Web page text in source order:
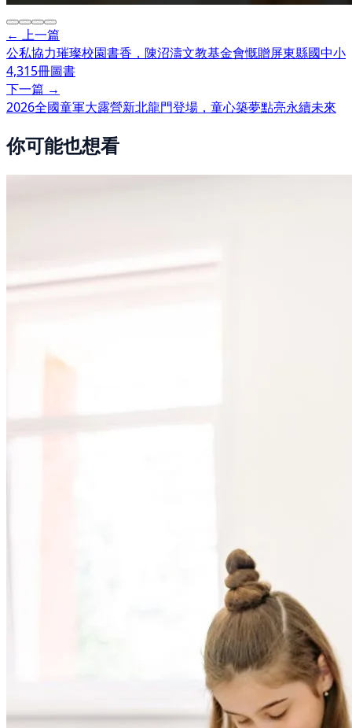
← 上一篇
公私協力璀璨校園書香，陳沼濤文教基金會慨贈屏東縣國中小
4,315冊圖書
下一篇 →
2026全國童軍大露營新北龍門登場，童心築夢點亮永續未來
你可能也想看